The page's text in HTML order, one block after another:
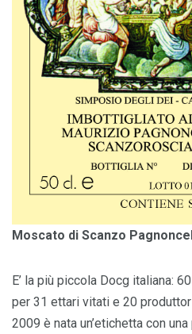
Moscato di Scanzo
E’ la più piccola Docg italiana:
per 31 ettari vitati e 20
2009 è nata un’etichetta con